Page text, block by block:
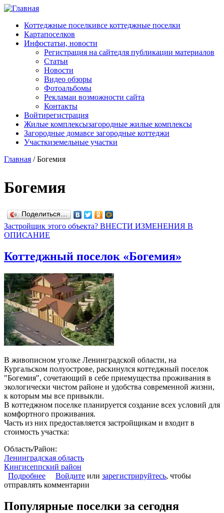
Перейти к основному содержанию
Коттеджные поселкивсе коттеджные поселки
Картапоселков
Инфостатьи, новости
Регистрация на сайтедля публикации материалов
Статьи
Новости
Видео обзоры
Фотоальбомы
Рекламаи возможности сайта
Контакты
Войтирегистрация
Жилые комплексызагородные жилые комплексы
Загородные домавсе загородные коттеджи
Участкиземельные участки
Главная /Богемия
Богемия
Поделиться…
Застройщик этого объекта? ВНЕСТИ ИЗМЕНЕНИЯ В
ОПИСАНИЕ
Коттеджный поселок «Богемия»
В живописном уголке Ленинградской области, на
Кургальском полуострове, раскинулся коттеджный поселок
"Богемия", сочетающий в себе приемущества проживания в
экологически чистом районе и удобства современной жизни,
к которым мы все привыкли.
В коттеджном поселке планируется создание всех условий для
комфортного проживания.
Часть из них предоставляется застройщикам и входит в
стоимость участка:
Область/Район:
Ленинградская область
Кингисеппский район
Подробнее о Коттеджный поселок «Богемия»
Войдите или зарегистрируйтесь, чтобы
отправлять комментарии
Популярные поселки за сегодня